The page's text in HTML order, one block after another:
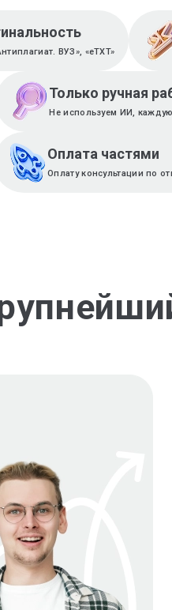
ВУЗ», «eTXT»
Только ручная
Не используем ИИ,
Оплата частями
Оплату консультации по